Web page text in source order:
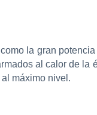
la gran
al calor de la
máximo nivel.